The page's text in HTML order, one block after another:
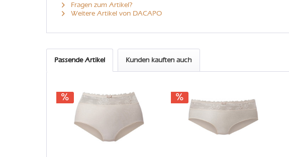
Fragen zum Artikel?
Weitere Artikel von DACAPO
Passende Artikel Kunden kauften auch